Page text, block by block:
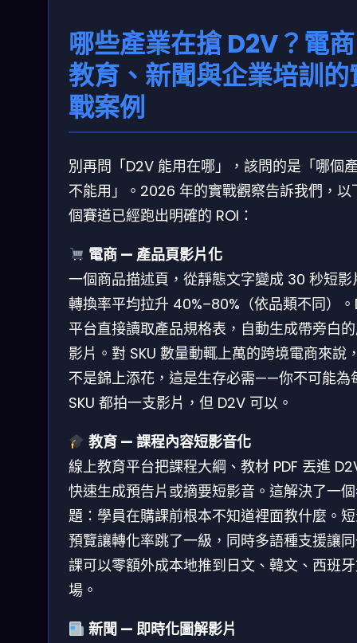
哪些產業在搶 D2V？電
教育、新聞與企業培訓的
戰案例
別再問「D2V 能用在哪」，該問的是「哪個
不能用」。2026 年的實戰觀察告訴我們，以
個賽道已經跑出明確的 ROI：
電商 — 產品頁影片化
一個商品描述頁，從靜態文字變成 30 秒短影
轉換率平均拉升 40%–80%（依品類不同）
平台直接讀取產品規格表，自動生成帶旁白
影片。對 SKU 數量動輒上萬的跨境電商來說
不是錦上添花，這是生存必需——你不可能為
SKU 都拍一支影片，但 D2V 可以。
教育 — 課程內容短影音化
線上教育平台把課程大綱、教材 PDF 丟進
快速生成預告片或摘要短影音。這解決了一
題：學員在購課前根本不知道裡面教什麼。
預覽讓轉化率跳了一級，同時多語種支援讓
課可以零額外成本地推到日文、韓文、西班
場。
新聞 — 即時化圖解影片